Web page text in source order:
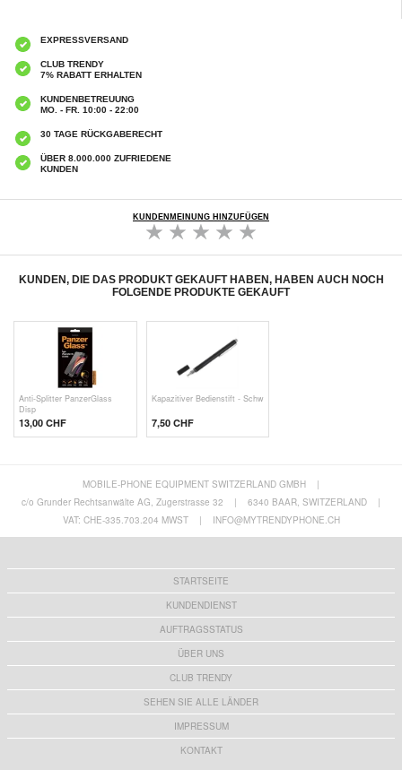
EXPRESSVERSAND
CLUB TRENDY
7% RABATT ERHALTEN
KUNDENBETREUUNG
MO. - FR. 10:00 - 22:00
30 TAGE RÜCKGABERECHT
ÜBER 8.000.000 ZUFRIEDENE
KUNDEN
KUNDENMEINUNG HINZUFÜGEN
KUNDEN, DIE DAS PRODUKT GEKAUFT HABEN, HABEN AUCH NOCH
FOLGENDE PRODUKTE GEKAUFT
Anti-Splitter PanzerGlass
Disp
13,00 CHF
Kapazitiver Bedienstift - Schw
7,50 CHF
MOBILE-PHONE EQUIPMENT SWITZERLAND GMBH
|
c/o Grunder Rechtsanwälte AG, Zugerstrasse 32
| 6340 BAAR, SWITZERLAND
|
VAT: CHE-335.703.204 MWST
| INFO@MYTRENDYPHONE.CH
STARTSEITE
KUNDENDIENST
AUFTRAGSSTATUS
ÜBER UNS
CLUB TRENDY
SEHEN SIE ALLE LÄNDER
IMPRESSUM
KONTAKT